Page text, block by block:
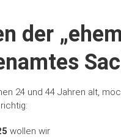
der
24 und 44 Jahren alt,
wollen wir